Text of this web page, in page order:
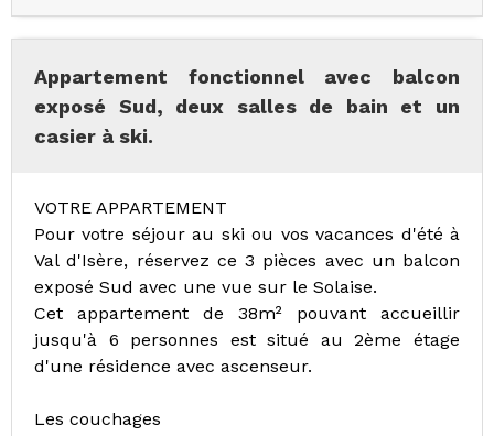
Appartement fonctionnel avec balcon
exposé Sud, deux salles de bain et un
casier à ski.
VOTRE APPARTEMENT
Pour votre séjour au ski ou vos vacances d'été à
Val d'Isère, réservez ce 3 pièces avec un balcon
exposé Sud avec une vue sur le Solaise.
Cet appartement de 38m² pouvant accueillir
jusqu'à 6 personnes est situé au 2ème étage
d'une résidence avec ascenseur.
Les couchages